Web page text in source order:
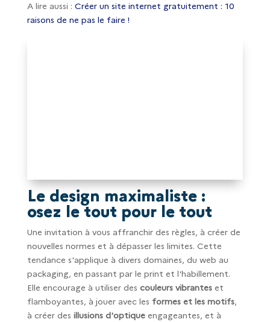
A lire aussi : Créer un site internet gratuitement : 10
raisons de ne pas le faire !
Le design maximaliste :
osez le tout pour le tout
Une invitation à vous affranchir des règles, à créer de
nouvelles normes et à dépasser les limites. Cette
tendance s'applique à divers domaines, du web au
packaging, en passant par le print et l'habillement.
Elle encourage à utiliser des couleurs vibranteset
flamboyantes, à jouer avec les formes et les motifs,
à créer des illusions d'optiqueengageantes, et à